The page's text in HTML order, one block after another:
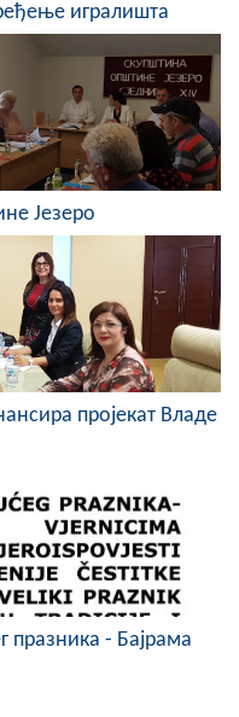
игралишта
Језеро
пројекат Владе
празника - Бајрама